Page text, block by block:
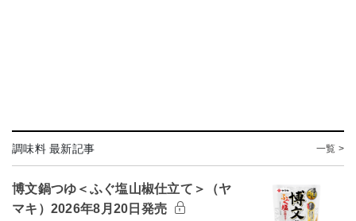
調味料 最新記事 一覧 >
博文鍋つゆ＜ふぐ塩山椒仕立て＞（ヤ
マキ）2026年8月20日発売